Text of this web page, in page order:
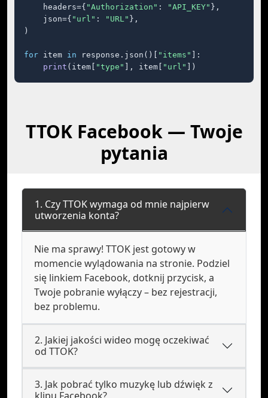
    headers={
"Authorization" : "API_KEY" },
    json={
"url" : "URL" },
)
for item in response.json()[ "items"
]:
print (item[ "type" ], item[ "url" ])
TTOK Facebook — Twoje
pytania
1. Czy TTOK wymaga od mnie najpierw
utworzenia konta?
Nie ma sprawy! TTOK jest gotowy w
momencie wylądowania na stronie. Podziel
się linkiem Facebook, dotknij przycisk, a
Twoje pobranie wyłączy – bez rejestracji,
bez problemu.
2. Jakiej jakości wideo mogę oczekiwać
od TTOK?
3. Jak pobrać tylko muzykę lub dźwięk z